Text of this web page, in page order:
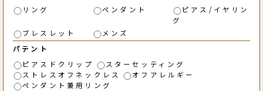
リング
ペンダント
ピアス/イヤリン
グ
ブレスレット
メンズ
パテント
ピアスドクリップ
スターセッティング
ストレスオフネックレス
オフアレルギー
ペンダント兼用リング